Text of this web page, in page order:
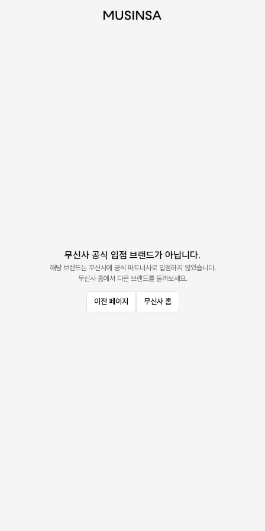
무신사 공식 입점 브랜드가 아닙니다.
해당 브랜드는 무신사에 공식 파트너사로 입점하지 않았습니다.
무신사 홈에서 다른 브랜드를 둘러보세요.
이전 페이지 무신사 홈